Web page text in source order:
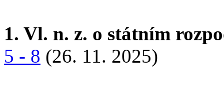
1. Vl. n. z. o státním
5 - 8 (26. 11. 2025)